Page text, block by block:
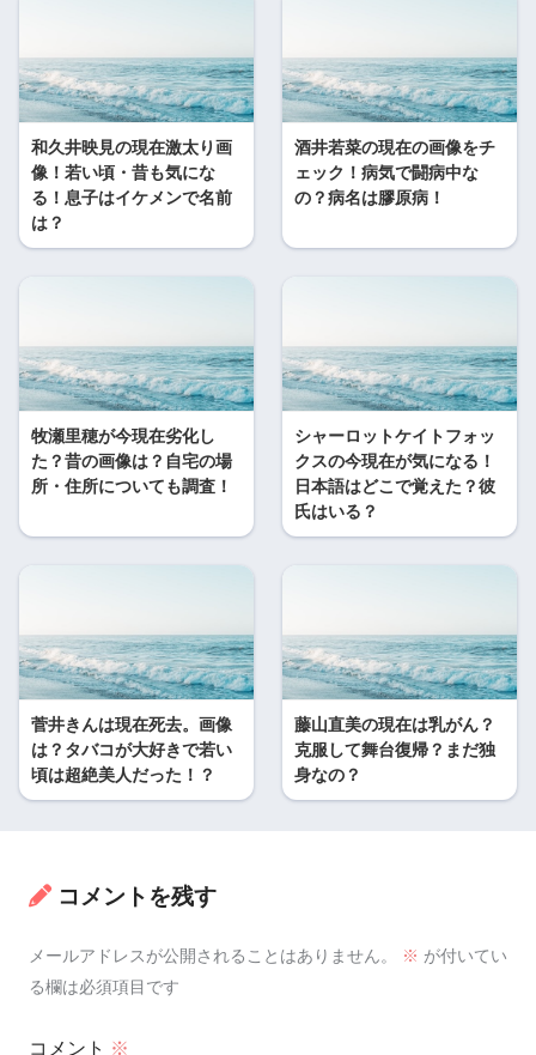
和久井映見の現在激太り画
像！若い頃・昔も気にな
る！息子はイケメンで名前
は？
酒井若菜の現在の画像をチ
ェック！病気で闘病中な
の？病名は膠原病！
牧瀬里穂が今現在劣化し
た？昔の画像は？自宅の場
所・住所についても調査！
シャーロットケイトフォッ
クスの今現在が気になる！
日本語はどこで覚えた？彼
氏はいる？
菅井きんは現在死去。画像
は？タバコが大好きで若い
頃は超絶美人だった！？
藤山直美の現在は乳がん？
克服して舞台復帰？まだ独
身なの？
コメントを残す
メールアドレスが公開されることはありません。 ※ が付いてい
る欄は必須項目です
コメント ※